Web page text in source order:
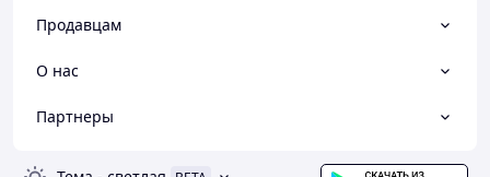
Продавцам
О нас
Партнеры